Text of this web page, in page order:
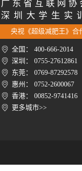
广 东 省 互 联 网 协
深 圳 大 学 生 实
央视《超级减肥王》合
全国： 400-666-2014
深圳： 0755-27612861
东莞： 0769-87292578
惠州： 0752-2600067
香港： 00852-9741416
更多城市>>